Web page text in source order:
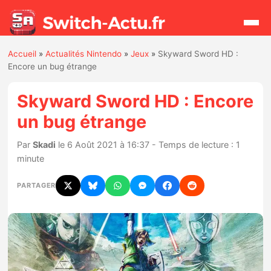
Actualités
Jeux
Hardware
Chiffres de ventes
Rumeurs
Accueil »Actualités Nintendo »Jeux » Skyward Sword HD :
Encore un bug étrange
Skyward Sword HD : Encore
un bug étrange
ParSkadi le 6 Août 2021 à 16:37 - Temps de lecture : 1
minute
PARTAGER